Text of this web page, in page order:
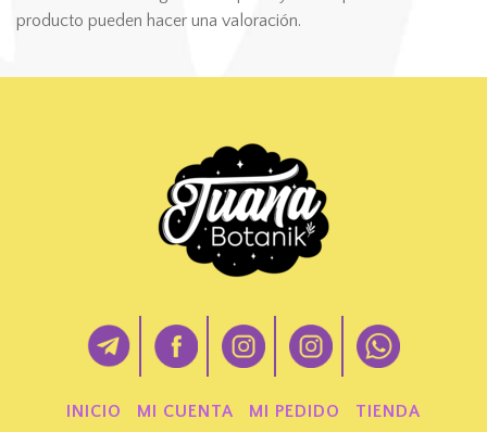
producto pueden hacer una valoración.
INICIO MI CUENTA MI PEDIDO TIENDA